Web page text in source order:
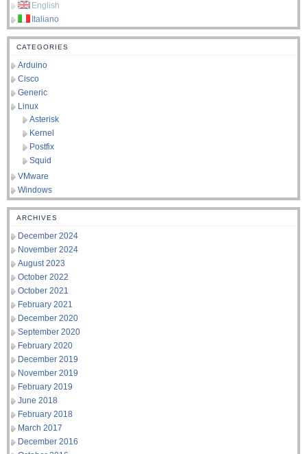
English
Italiano
CATEGORIES
Arduino
Cisco
Generic
Linux
Asterisk
Kernel
Postfix
Squid
VMware
Windows
ARCHIVES
December 2024
November 2024
August 2023
October 2022
October 2021
February 2021
December 2020
September 2020
February 2020
December 2019
November 2019
February 2019
June 2018
February 2018
March 2017
December 2016